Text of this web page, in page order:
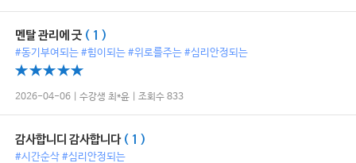
멘탈 관리에 굿 ( 1 )
#동기부여되는 #힘이되는 #위로를주는 #심리안정되는
2026-04-06 | 수강생 최*윤 | 조회수 833
감사합니디 감사합니다 ( 1 )
#시간순삭 #심리안정되는